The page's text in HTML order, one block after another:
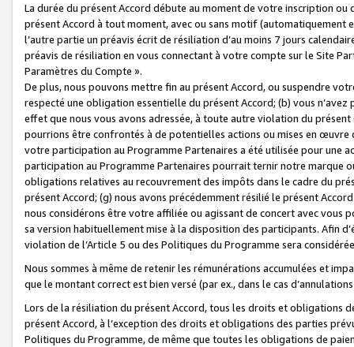
La durée du présent Accord débute au moment de votre inscription
présent Accord à tout moment, avec ou sans motif (automatiquement
l’autre partie un préavis écrit de résiliation d’au moins 7 jours
préavis de résiliation en vous connectant à votre compte sur le Site
Paramètres du Compte ».
De plus, nous pouvons mettre fin au présent Accord, ou suspendre
respecté une obligation essentielle du présent Accord; (b) vous
effet que nous vous avons adressée, à toute autre violation du
pourrions être confrontés à de potentielles actions ou mises en
votre participation au Programme Partenaires a été utilisée pour une
participation au Programme Partenaires pourrait ternir notre marque
obligations relatives au recouvrement des impôts dans le cadre du
présent Accord; (g) nous avons précédemment résilié le présent
nous considérons être votre affiliée ou agissant de concert avec vous
sa version habituellement mise à la disposition des participants. Afin
violation de l’Article 5 ou des Politiques du Programme sera
Nous sommes à même de retenir les rémunérations accumulées et
que le montant correct est bien versé (par ex., dans le cas
Lors de la résiliation du présent Accord, tous les droits et obligations
présent Accord, à l’exception des droits et obligations des parties
Politiques du Programme, de même que toutes les obligations de